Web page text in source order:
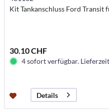
Kit Tankanschluss Ford
30.10 CHF
4 sofort verfügbar. Lieferzeit
Details